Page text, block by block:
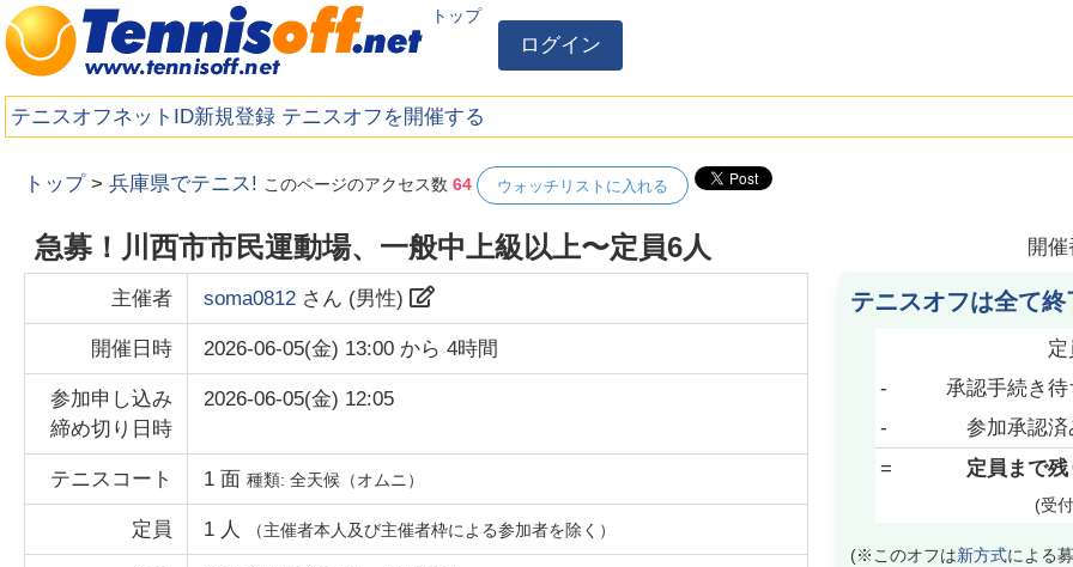
トップ
ログイン
テニスオフネットID新規登録 テニスオフを開催する
トップ >兵庫県でテニス! このページのアクセス数64 ウォッチリストに入れる
急募！川西市市民運動場、一般中上級以上〜定員6人 開
主催者 soma0812 さん (男性)
開催日時 2026-06-05(金) 13:00 から4時間
参加申し込み
締め切り日時
2026-06-05(金) 12:05
テニスコート 1 面種類:全天候（オムニ）
定員 1 人 （主催者本人及び主催者枠による参加者を除く）
テニスオフは全て終
定
-
承認手続き待
-
参加承認済
=
定員まで残
(受
(※このオフは新方式による